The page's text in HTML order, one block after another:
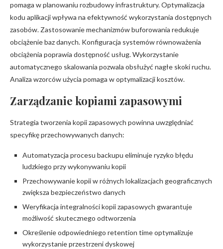
pomaga w planowaniu rozbudowy infrastruktury. Optymalizacja
kodu aplikacji wpływa na efektywność wykorzystania dostępnych
zasobów. Zastosowanie mechanizmów buforowania redukuje
obciążenie baz danych. Konfiguracja systemów równoważenia
obciążenia poprawia dostępność usług. Wykorzystanie
automatycznego skalowania pozwala obsłużyć nagłe skoki ruchu.
Analiza wzorców użycia pomaga w optymalizacji kosztów.
Zarządzanie kopiami zapasowymi
Strategia tworzenia kopii zapasowych powinna uwzględniać
specyfikę przechowywanych danych:
Automatyzacja procesu backupu eliminuje ryzyko błędu
ludzkiego przy wykonywaniu kopii
Przechowywanie kopii w różnych lokalizacjach geograficznych
zwiększa bezpieczeństwo danych
Weryfikacja integralności kopii zapasowych gwarantuje
możliwość skutecznego odtworzenia
Określenie odpowiedniego retention time optymalizuje
wykorzystanie przestrzeni dyskowej